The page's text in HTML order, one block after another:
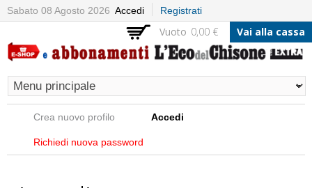
Salta al
contenuto
principale
Sabato 08 Agosto 2026 Accedi Registrati
Vuoto 0,00 € Vai alla cassa
Schede primarie
Crea nuovo profilo Accedi
Richiedi nuova password